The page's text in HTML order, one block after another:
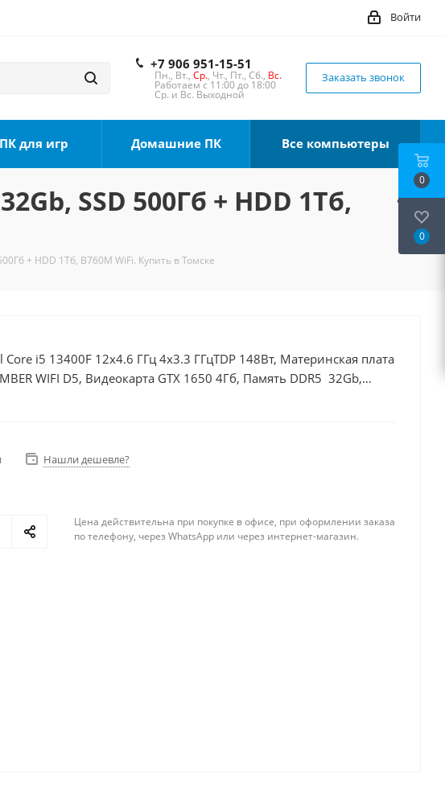
Войти
+7 906 951-15-51
Пн., Вт., Ср., Чт., Пт., Сб., Вс.
Работаем с 11:00 до 18:00
Ср. и Вс. Выходной
Заказать звонок
для игр Домашние ПК Все компьютеры
SSD 500Гб + HDD 1Тб,
+ HDD 1Тб, B760M WiFi. Купить в Томске
Core i5 13400F 12x4.6 ГГц 4x3.3 ГГцTDP 148Вт, Материнская плата
WIFI D5, Видеокарта GTX 1650 4Гб, Память DDR5 32Gb,
+ HDD 1Тб, БП 500Вт
Нашли дешевле?
Цена действительна при покупке в офисе, при оформлении заказа
по телефону, через WhatsApp или через интернет-магазин.
0
0